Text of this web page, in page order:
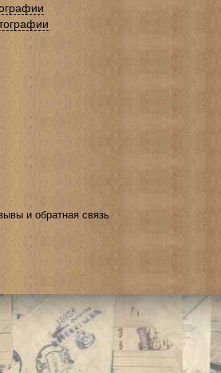
и обратная связь